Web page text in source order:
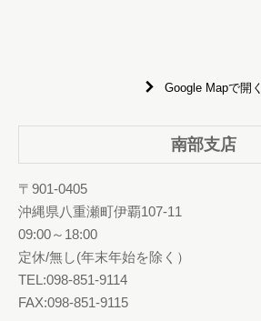
Google Mapで開く
南部支店
〒901-0405
沖縄県八重瀬町伊覇107-11
09:00～18:00
定休/無し(年末年始を除く）
TEL:098-851-9114
FAX:098-851-9115